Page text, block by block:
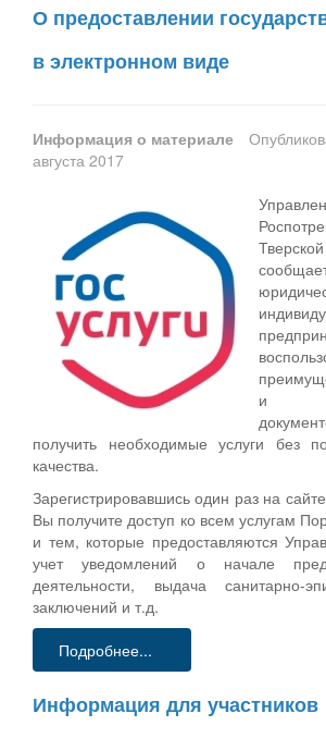
О предоставлении
в электронном виде
Информация о материале
августа 2017
и
получить необходимые услуги без
качества.
Зарегистрировавшись один раз на сайте
Вы получите доступ ко всем услугам
и тем, которые предоставляются
учет уведомлений о начале
деятельности, выдача санитарно-
заключений и т.д.
Подробнее...
Информация для участников